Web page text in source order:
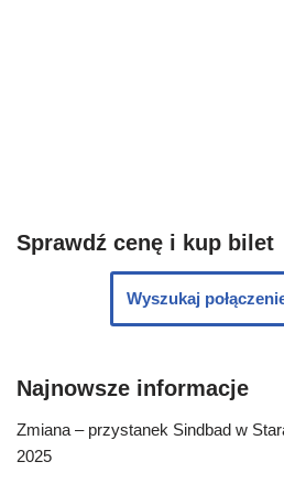
Sprawdź cenę i kup bilet
Wyszukaj
Najnowsze informacje
Zmiana – przystanek Sindbad w
2025